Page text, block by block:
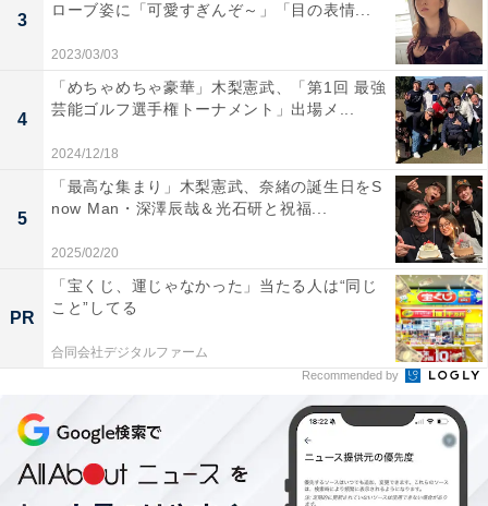
3
ローブ姿に「可愛すぎんぞ～」「目の表情...
2023/03/03
4
「めちゃめちゃ豪華」木梨憲武、「第1回 最強
芸能ゴルフ選手権トーナメント」出場メ...
2024/12/18
5
「最高な集まり」木梨憲武、奈緒の誕生日をS
now Man・深澤辰哉＆光石研と祝福...
2025/02/20
PR
「宝くじ、運じゃなかった」当たる人は“同じ
こと”してる
合同会社デジタルファーム
Recommended by